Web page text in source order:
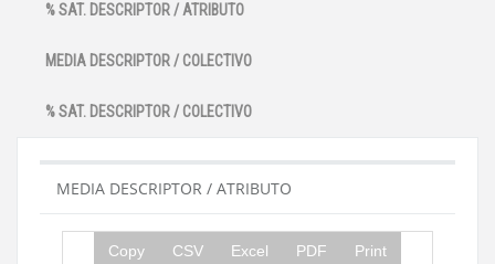
% SAT. DESCRIPTOR / ATRIBUTO
MEDIA DESCRIPTOR / COLECTIVO
% SAT. DESCRIPTOR / COLECTIVO
MEDIA DESCRIPTOR / ATRIBUTO
Copy CSV Excel PDF Print